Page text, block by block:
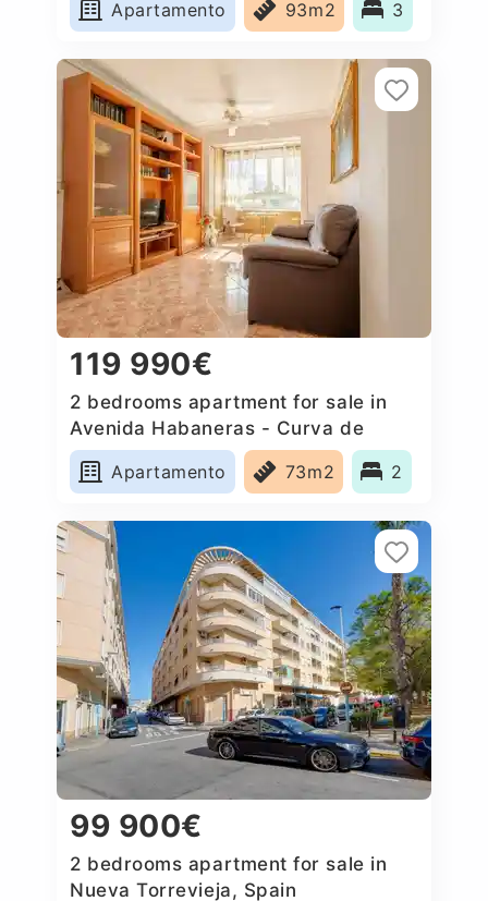
Apartamento 93m2 3
119 990€
2 bedrooms apartment for sale in
Avenida Habaneras - Curva de
Palangre, Spain
Apartamento
73m2 2
99 900€
2 bedrooms apartment for sale in
Nueva Torrevieja, Spain